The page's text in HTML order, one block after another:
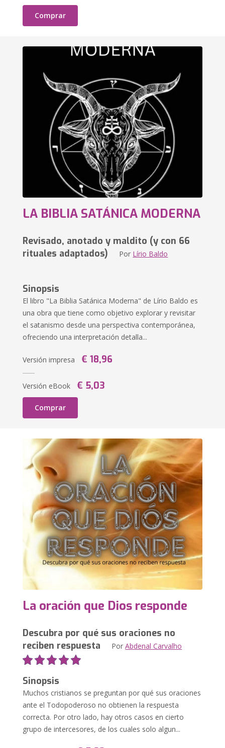
Comprar
LA BIBLIA SATÁNICA MODERNA
Revisado, anotado y maldito (y con 66
rituales adaptados) Por Lírio Baldo
Sinopsis
El libro "La Biblia Satánica Moderna" de Lírio Baldo es
una obra que tiene como objetivo explorar y revisitar
el satanismo desde una perspectiva contemporánea,
ofreciendo una interpretación detalla...
Versión impresa € 18,96
Versión eBook € 5,03
Comprar
La oración que Dios responde
Descubra por qué sus oraciones no
reciben respuesta PorAbdenal Carvalho
Sinopsis
Muchos cristianos se preguntan por qué sus oraciones
ante el Todopoderoso no obtienen la respuesta
correcta. Por otro lado, hay otros casos en cierto
grupo de intercesores, de los cuales solo algun...